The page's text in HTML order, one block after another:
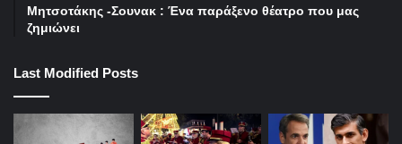
Μητσοτάκης -Σουνακ : Ένα παράξενο θέατρο που μας
ζημιώνει
Last Modified Posts